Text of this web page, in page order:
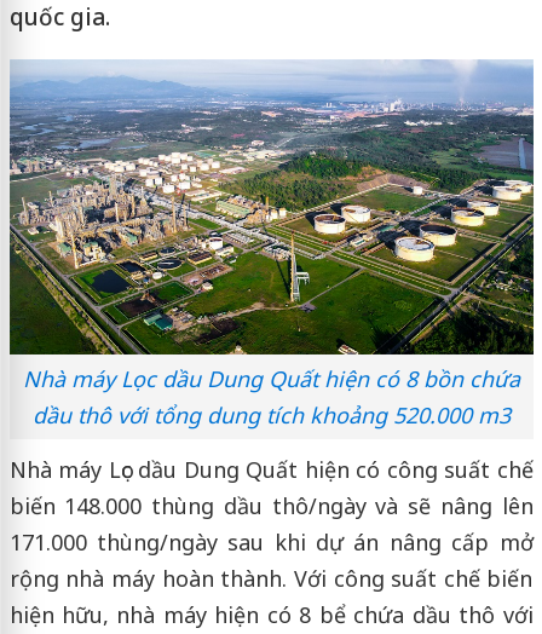
quốc gia.
Nhà máy Lọc dầu Dung Quất hiện có 8 bồn chứa
dầu thô với tổng dung tích khoảng 520.000 m3
Nhà máy Lọc dầu Dung Quất hiện có công suất chế
biến 148.000 thùng dầu thô/ngày và sẽ nâng lên
171.000 thùng/ngày sau khi dự án nâng cấp mở
rộng nhà máy hoàn thành. Với công suất chế biến
hiện hữu, nhà máy hiện có 8 bể chứa dầu thô với